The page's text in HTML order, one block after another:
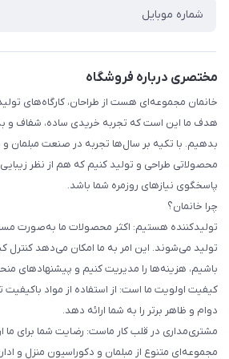
مختصری درباره فروشگاه
خانمان مجموعه‌ای هست از طراحان، کارگاه‌های
هدف ما این است که تجربه خریدی ساده، شفاف و
بدهیم. با تکیه بر سال‌ها تجربه در صنعت مبلمان
محصولاتی طراحی و تولید کنیم که هم از نظر
پاسخگوی نیازهای روزمره شما باشد.
چرا خانمان؟
تولیدکننده هستیم: اکثر محصولات ما به‌صورت
تولید می‌شوند. این امر به ما امکان می‌دهد کنترل
باشیم، هزینه‌ها را مدیریت کنیم و پیشنهادهای
کیفیت اولویت ما است: از استفاده از مواد باکیفیت
دوام و ظاهر برتر را به شما ارائه دهد.
مشتری‌مداری در قلب کار ماست: رضایت شما برای ما
مجموعه‌ای متنوع از مبلمان و دکوراسیون منزل و